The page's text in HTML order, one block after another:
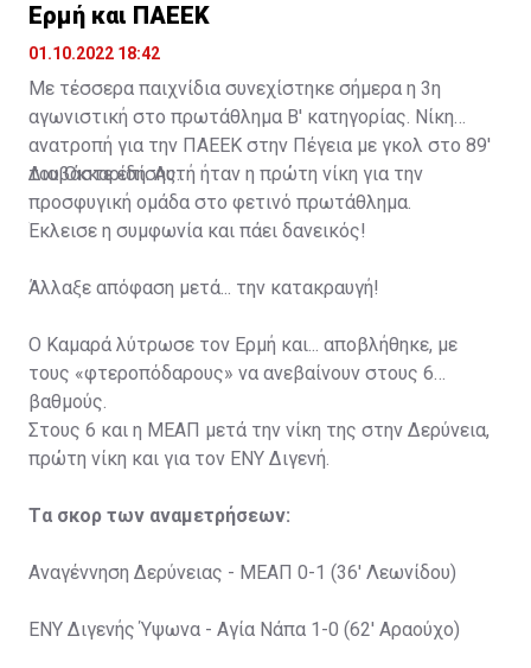
Ερμή και ΠΑΕΕΚ
01.10.2022 18:42
Με τέσσερα παιχνίδια συνεχίστηκε σήμερα η 3η
αγωνιστική στο πρωτάθλημα Β' κατηγορίας. Νίκη
ανατροπή για την ΠΑΕΕΚ στην Πέγεια με γκολ στο 89'
του Οκκαρίδη. Αυτή ήταν η πρώτη νίκη για την
προσφυγική ομάδα στο φετινό πρωτάθλημα.
Διαβάστε επίσης:
Έκλεισε η συμφωνία και πάει δανεικός!
Άλλαξε απόφαση μετά... την κατακραυγή!
Ο Καμαρά λύτρωσε τον Ερμή και... αποβλήθηκε, με
τους «φτεροπόδαρους» να ανεβαίνουν στους 6
βαθμούς.
Στους 6 και η ΜΕΑΠ μετά την νίκη της στην Δερύνεια,
πρώτη νίκη και για τον ΕΝΥ Διγενή.
Tα σκορ των αναμετρήσεων:
Αναγέννηση Δερύνειας - ΜΕΑΠ 0-1 (36' Λεωνίδου)
ΕΝΥ Διγενής Ύψωνα - Αγία Νάπα 1-0 (62' Αραούχο)